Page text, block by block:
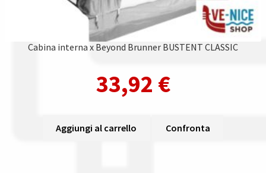
Cabina interna x Beyond Brunner BUSTENT CLASSIC
33,92 €
Aggiungi al carrello Confronta